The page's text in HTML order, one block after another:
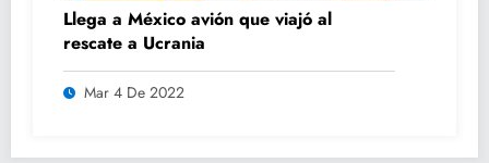
Llega a México avión que viajó al
rescate a Ucrania
Mar 4 De 2022